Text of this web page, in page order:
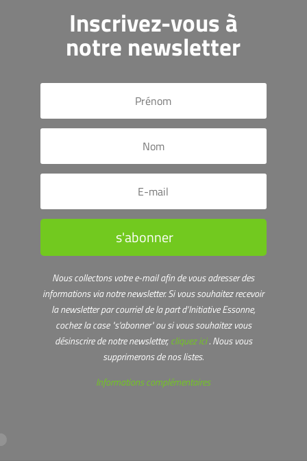
Inscrivez-vous à
notre newsletter
s'abonner
Nous collectons votre e-mail afin de vous adresser des
informations via notre newsletter.Si vous souhaitez recevoir
la newsletter par courriel de la part d’Initiative Essonne,
cochez la case "s'abonner" ou si vous souhaitez vous
désinscrire de notre newsletter,cliquez ici. Nous vous
supprimerons de nos listes.
Informations complémentaires